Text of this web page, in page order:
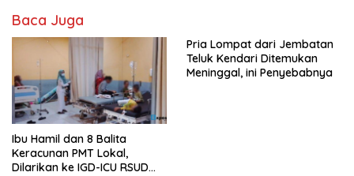
Baca Juga
Ibu Hamil dan 8 Balita
Keracunan PMT Lokal,
Dilarikan ke IGD-ICU RSUD
Pria Lompat dari Jembatan
Teluk Kendari Ditemukan
Meninggal, ini Penyebabnya